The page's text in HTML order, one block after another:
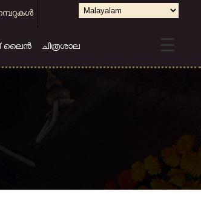
Select
language
ലൈന്‍ ചിത്രശാല ☰